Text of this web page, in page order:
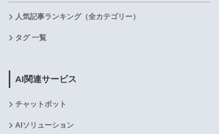
人気記事ランキング（全カテゴリー）
タグ 一覧
AI関連サービス
チャットボット
AIソリューション